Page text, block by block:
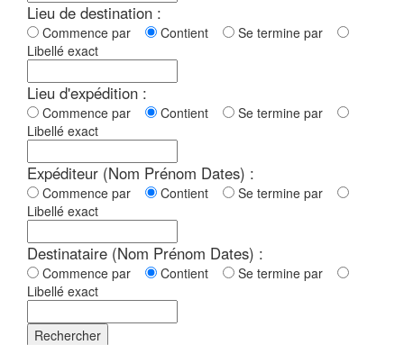
Lieu de destination :
Commence par Contient
Se termine par
Libellé exact
Lieu d'expédition :
Commence par Contient
Se termine par
Libellé exact
Expéditeur (Nom Prénom Dates) :
Commence par Contient
Se termine par
Libellé exact
Destinataire (Nom Prénom Dates) :
Commence par Contient
Se termine par
Libellé exact
Rechercher